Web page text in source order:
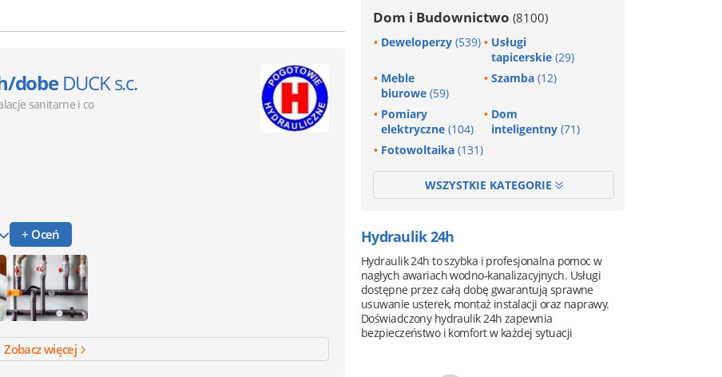
dobe DUCK s.c.
sanitarne i co
+ Oceń
Zobacz więcej
Dom i Budownictwo (8100)
Deweloperzy (539)
Usługi
tapicerskie (29)
Meble
biurowe (59)
Szamba (12)
Pomiary
elektryczne (104)
Dom
inteligentny (71)
Fotowoltaika (131)
WSZYSTKIE KATEGORIE
Hydraulik 24h
Hydraulik 24h to szybka i profesjonalna pomoc w
nagłych awariach wodno-kanalizacyjnych. Usługi
dostępne przez całą dobę gwarantują sprawne
usuwanie usterek, montaż instalacji oraz naprawy.
Doświadczony hydraulik 24h zapewnia
bezpieczeństwo i komfort w każdej sytuacji